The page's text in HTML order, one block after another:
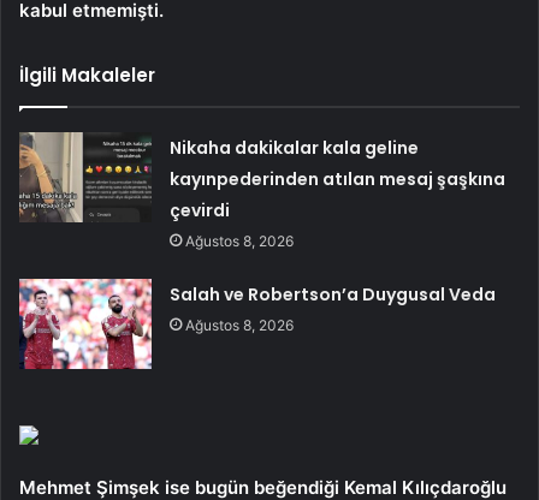
kabul etmemişti.
İlgili Makaleler
Nikaha dakikalar kala geline
kayınpederinden atılan mesaj şaşkına
çevirdi
Ağustos 8, 2026
Salah ve Robertson’a Duygusal Veda
Ağustos 8, 2026
Mehmet Şimşek ise bugün beğendiği Kemal Kılıçdaroğlu